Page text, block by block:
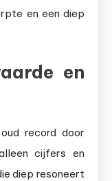
en een diep
en
record door
cijfers en
diep resoneert